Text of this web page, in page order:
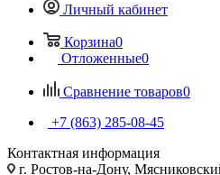
Личный кабинет
Корзина0
Отложенные0
Сравнение товаров0
+7 (863) 285-08-45
Контактная информация
г. Ростов-на-Дону,